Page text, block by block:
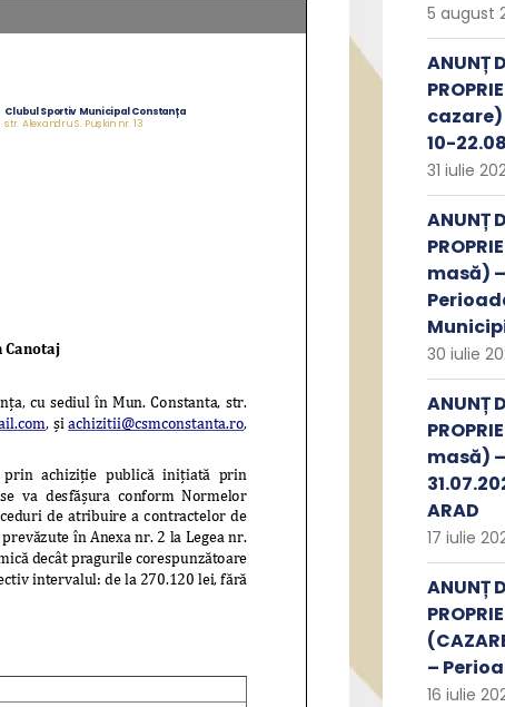
5 august
ANUNȚ
10-
31 iulie
ANUNȚ
masă)
30 iulie
ANUNȚ
masă)
ARAD
17 iulie
ANUNȚ
–
16 iulie